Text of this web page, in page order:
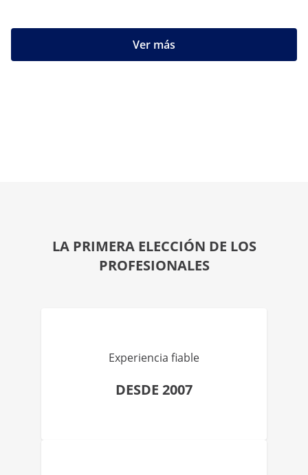
Ver más
LA PRIMERA ELECCIÓN DE LOS
PROFESIONALES
Experiencia fiable
DESDE 2007